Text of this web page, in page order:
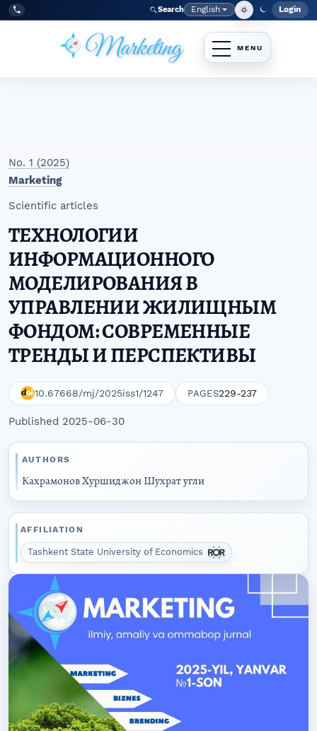
Skip to main navigation menu
Skip to main content
Skip to site footer
Tel:
+998977838464 Search Language
English Login
No. 1 (2025)
Marketing
Scientific articles
ТЕХНОЛОГИИ
ИНФОРМАЦИОННОГО
МОДЕЛИРОВАНИЯ В
УПРАВЛЕНИИ ЖИЛИЩНЫМ
ФОНДОМ: СОВРЕМЕННЫЕ
ТРЕНДЫ И ПЕРСПЕКТИВЫ
10.67668/mj/2025iss1/1247 PAGES229-237
Published 2025-06-30
AUTHORS
Кахрамонов Хуршиджон Шухрат угли
AFFILIATION
Tashkent State University of Economics